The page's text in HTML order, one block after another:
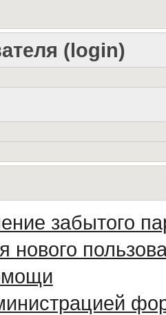
(login)
забытого
нового